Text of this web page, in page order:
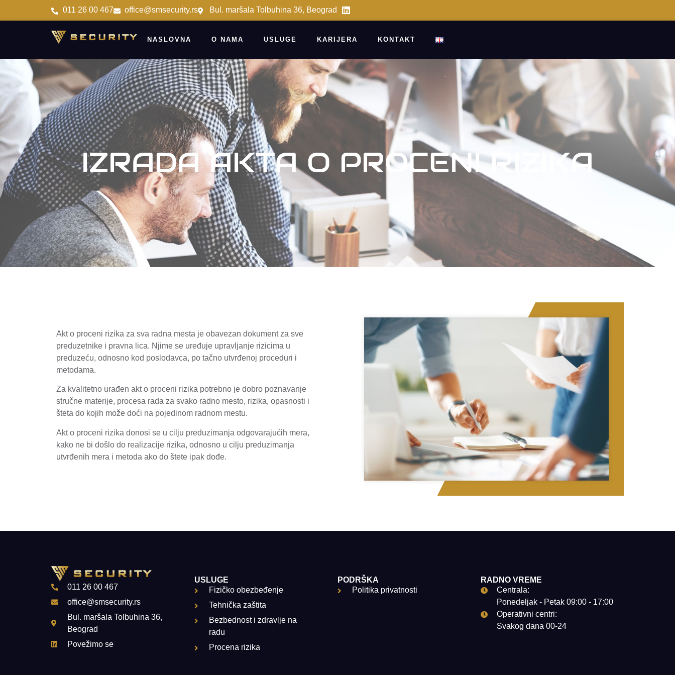
011 26 00 467 office@smsecurity.rs Bul. maršala Tolbuhina 36, Beograd
NASLOVNA O NAMA USLUGE KARIJERA KONTAKT
IZRADA AKTA O PROCENI RIZIKA
Akt o proceni rizika za sva radna mesta je obavezan dokument za sve
preduzetnike i pravna lica. Njime se uređuje upravljanje rizicima u
preduzeću, odnosno kod poslodavca, po tačno utvrđenoj proceduri i
metodama.
Za kvalitetno urađen akt o proceni rizika potrebno je dobro poznavanje
stručne materije, procesa rada za svako radno mesto, rizika, opasnosti i
šteta do kojih može doći na pojedinom radnom mestu.
Akt o proceni rizika donosi se u cilju preduzimanja odgovarajućih mera,
kako ne bi došlo do realizacije rizika, odnosno u cilju preduzimanja
utvrđenih mera i metoda ako do štete ipak dođe.
011 26 00 467
office@smsecurity.rs
Bul. maršala Tolbuhina 36,
Beograd
Povežimo se
USLUGE
Fizičko obezbeđenje
Tehnička zaštita
Bezbednost i zdravlje na
radu
Procena rizika
PODRŠKA
Politika privatnosti
RADNO VREME
Centrala:
Ponedeljak - Petak 09:00 - 17:00
Operativni centri:
Svakog dana 00-24